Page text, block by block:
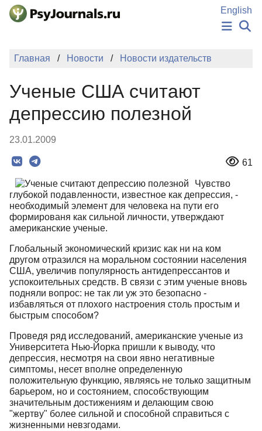
Перейти к основному содержанию
English
НОВОСТИ
ПОДАТЬ РУКОПИСЬ
КЛЮЧЕВЫЕ СЛОВА
Главная Новости Новости издательств
Ученые США считают
депрессию полезной
23.01.2009
61
Чувство
глубокой подавленности, известное как депрессия, -
необходимый элемент для человека на пути его
формированя как сильной личности, утверждают
американские ученые.
Глобальный экономический кризис как ни на ком
другом отразился на моральном состоянии населения
США, увеличив популярность антидепрессантов и
успокоительных средств. В связи с этим ученые вновь
подняли вопрос: не так ли уж это безопасно -
избавляться от плохого настроения столь простым и
быстрым способом?
Проведя ряд исследований, американские ученые из
Университета Нью-Йорка пришли к выводу, что
депрессия, несмотря на свои явно негативные
симптомы, несет вполне определенную
положительную функцию, являясь не только защитным
барьером, но и состоянием, способствующим
значительным достижениям и делающим свою
"жертву" более сильной и способной справиться с
жизненными невзгодами.